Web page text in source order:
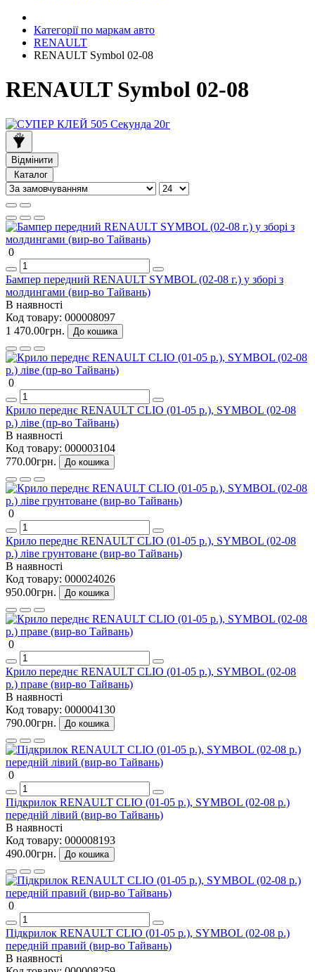
Категорії по маркам авто
RENAULT
RENAULT Symbol 02-08
RENAULT Symbol 02-08
Відмінити
Каталог
0
Бампер передний RENAULT SYMBOL (02-08 г.) у зборі з
молдингами (вир-во Тайвань)
В наявності
Код товару: 000008097
1 470.00грн.
До кошика
0
Крило переднє RENAULT CLIO (01-05 р.), SYMBOL (02-08
р.) ліве (пр-во Тайвань)
В наявності
Код товару: 000003104
770.00грн.
До кошика
0
Крило переднє RENAULT CLIO (01-05 р.), SYMBOL (02-08
р.) ліве грунтоване (вир-во Тайвань)
В наявності
Код товару: 000024026
950.00грн.
До кошика
0
Крило переднє RENAULT CLIO (01-05 р.), SYMBOL (02-08
р.) праве (вир-во Тайвань)
В наявності
Код товару: 000004130
790.00грн.
До кошика
0
Підкрилок RENAULT CLIO (01-05 р.), SYMBOL (02-08 р.)
передній лівий (вир-во Тайвань)
В наявності
Код товару: 000008193
490.00грн.
До кошика
0
Підкрилок RENAULT CLIO (01-05 р.), SYMBOL (02-08 р.)
передній правий (вир-во Тайвань)
В наявності